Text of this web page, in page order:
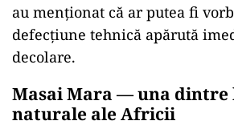
au menționat că ar putea fi
defecțiune tehnică apărută
decolare.
Masai Mara — una
naturale ale Africii